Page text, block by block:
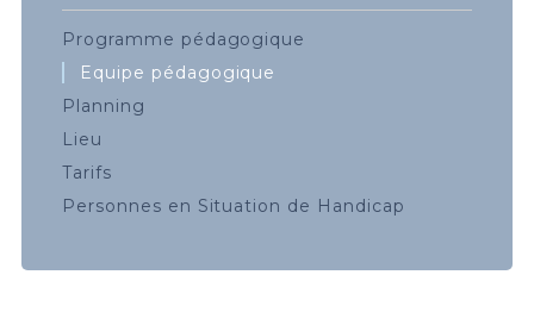
Programme pédagogique
Equipe pédagogique
Planning
Lieu
Tarifs
Personnes en Situation de Handicap